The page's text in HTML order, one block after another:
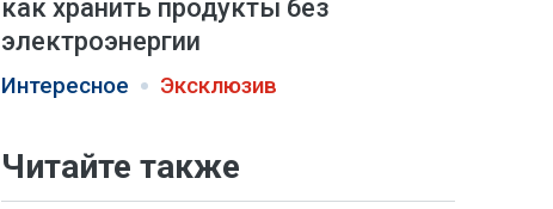
как хранить продукты без
электроэнергии
Интересное Эксклюзив
Читайте также